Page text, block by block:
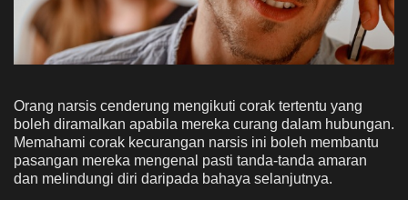
Orang narsis cenderung mengikuti corak tertentu yang
boleh diramalkan apabila mereka curang dalam hubungan.
Memahami corak kecurangan narsis ini boleh membantu
pasangan mereka mengenal pasti tanda-tanda amaran
dan melindungi diri daripada bahaya selanjutnya.